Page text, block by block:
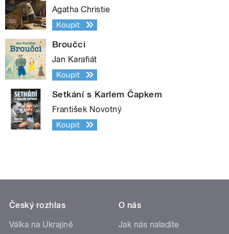
Agatha Christie
Koupit
Broučci
Jan Karafiát
Koupit
Setkání s Karlem Čapkem
František Novotný
Koupit
Český rozhlas
Válka na Ukrajině
O nás
Jak nás naladíte